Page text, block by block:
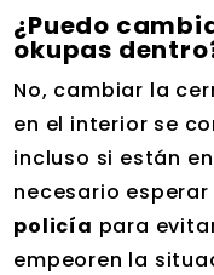
¿Puedo
okupas
No, cambiar la
en el interior se
incluso si están
necesario esperar
policía para
empeoren la